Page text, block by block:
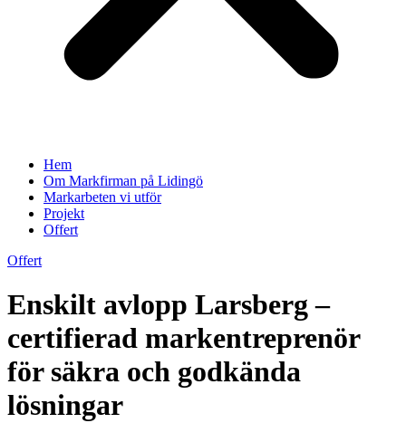
Hem
Om Markfirman på Lidingö
Markarbeten vi utför
Projekt
Offert
Offert
Enskilt avlopp Larsberg –
certifierad markentreprenör
för säkra och godkända
lösningar